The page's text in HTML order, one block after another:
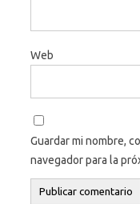
Web
Guardar mi nombre,
navegador para la